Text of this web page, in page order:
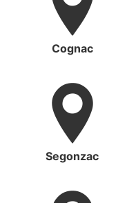
Cognac
Segonzac